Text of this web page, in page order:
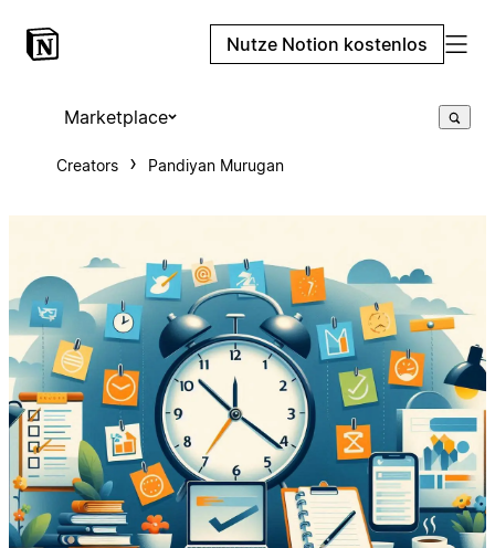
Nutze Notion kostenlos
Marketplace
Creators Pandiyan Murugan